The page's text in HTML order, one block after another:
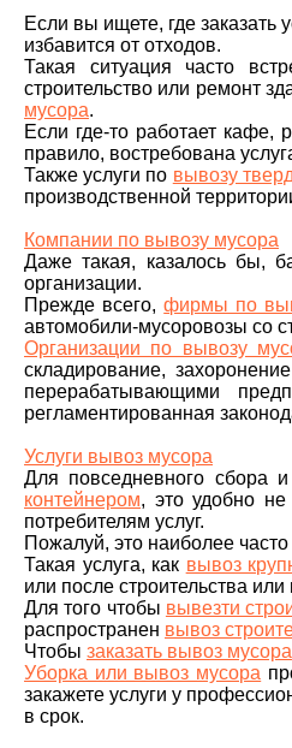
Если вы ищете, где заказать
избавится от отходов.
Такая ситуация часто
строительство или ремонт
мусора.
Если где-то работает кафе,
правило, востребована
Также услуги по вывозу
производственной
Компании по вывозу мусора
Даже такая, казалось бы,
организации.
Прежде всего,фирмы по
автомобили-мусоровозы со
Организации по вывозу
складирование,
перерабатывающими
регламентированная
Услуги вывоз мусора
Для повседневного сбора
контейнером, это удобно
потребителям услуг.
Пожалуй, это наиболее
Такая услуга, как вывоз
или после строительства
Для того чтобы вывезти
распространен вывоз
Чтобы заказать вывоз мусора
Уборка или вывоз мусора
закажете услуги у
в срок.